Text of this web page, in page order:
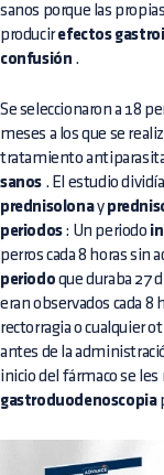
sanos porque las
producirefectos
confusión .
Se seleccionaron a 18
meses a los que se
tratamiento
sanos . El estudio
prednisolonay
periodos: Un periodo
perros cada 8 horas
periodo que duraba 27
eran observados cada 8
rectorragia o cualquier
antes de la
inicio del fármaco se les
gastroduodenoscopia